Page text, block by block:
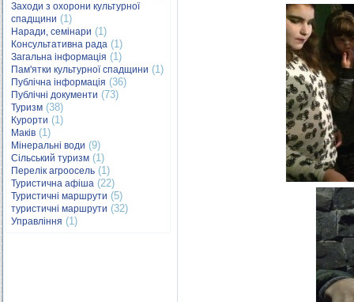
Заходи з охорони культурної
спадщини (1)
Наради, семінари (1)
Консультативна рада (1)
Загальна інформація (1)
Пам'ятки культурної спадщини (1)
Публічна інформація (36)
Публічні документи (73)
Туризм (38)
Курорти (1)
Маків (1)
Мінеральні води (9)
Сільський туризм (1)
Перелік агроосель (1)
Туристична афіша (22)
Туристичні маршрути (5)
туристичні маршрути (32)
Управління (1)